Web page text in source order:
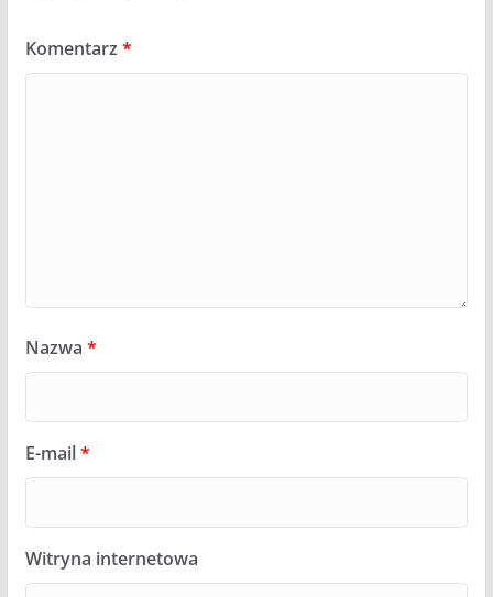
Komentarz *
Nazwa *
E-mail*
Witryna internetowa